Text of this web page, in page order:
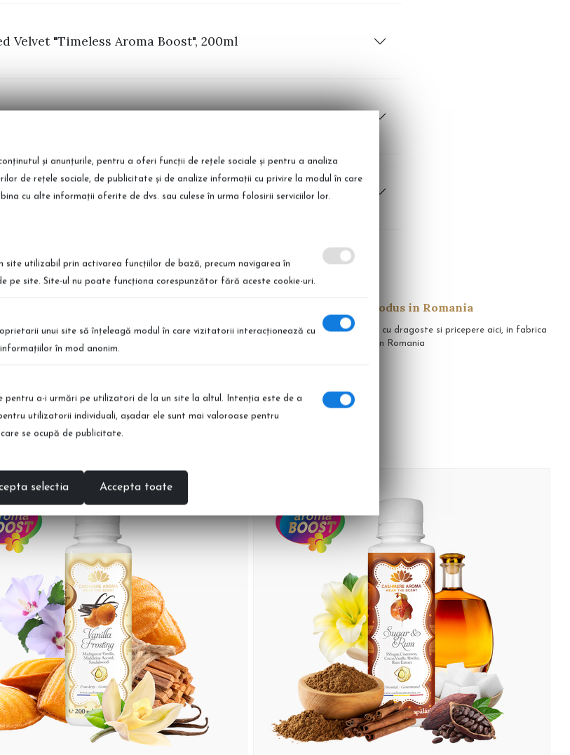
Velvet "Timeless Aroma Boost", 200ml
"Timeless Aroma Boost", 200ml
"Timeless Aroma Boost", 200ml
produsele
Puteti returna produsele simplu si rapid in 14 zile
Detalii
Produs in Romania
Realizate cu dragoste si pricepere aici, in fabrica
noastra, in Romania
și anunțurile, pentru a oferi funcții de rețele sociale și pentru a analiza
de rețele sociale, de publicitate și de analize informații cu privire la modul în care
cu alte informații oferite de dvs. sau culese în urma folosirii serviciilor lor.
site utilizabil prin activarea funcţiilor de bază, precum navigarea în
pe site. Site-ul nu poate funcţiona corespunzător fără aceste cookie-uri.
unui site să înţeleagă modul în care vizitatorii interacţionează cu
în mod anonim.
pentru a-i urmări pe utilizatori de la un site la altul. Intenţia este de a
utilizatorii individuali, aşadar ele sunt mai valoroase pentru
se ocupă de publicitate.
selectia Accepta toate